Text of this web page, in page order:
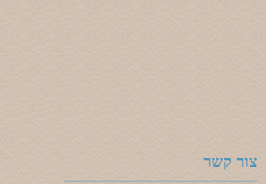
צור קשר